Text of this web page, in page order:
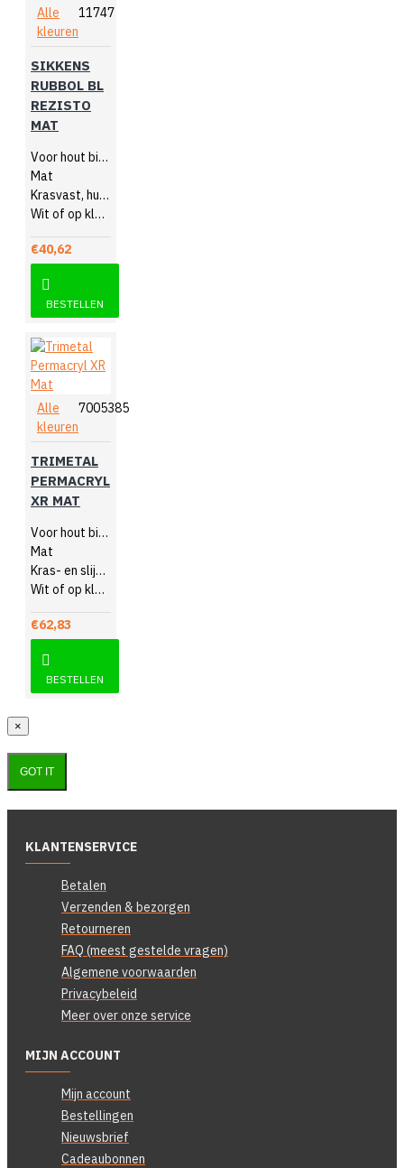
Alle
kleuren
11747
SIKKENS
RUBBOL BL
REZISTO
MAT
Voor hout binnen
Mat
Krasvast, huidvetbestendig
Wit of op kleur gemengd
€40,62
BESTELLEN
Alle
kleuren
7005385
TRIMETAL
PERMACRYL
XR MAT
Voor hout binnen
Mat
Kras- en slijtvast
Wit of op kleur gemengd
€62,83
BESTELLEN
×
GOT IT
KLANTENSERVICE
Betalen
Verzenden & bezorgen
Retourneren
FAQ (meest gestelde vragen)
Algemene voorwaarden
Privacybeleid
Meer over onze service
MIJN ACCOUNT
Mijn account
Bestellingen
Nieuwsbrief
Cadeaubonnen